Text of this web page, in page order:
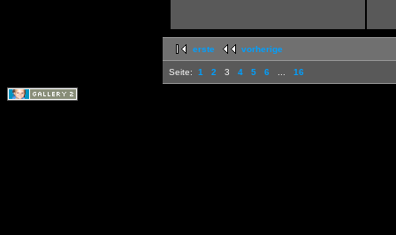
erste vorherige
Seite: 1 2 3 4 5 6 16